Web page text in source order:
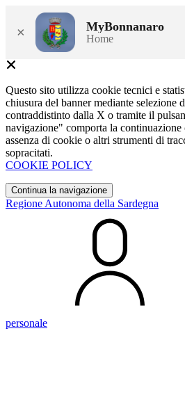
× MyBonnanaro
Home
Questo sito utilizza cookie tecnici e
chiusura del banner mediante selezione
contraddistinto dalla X o tramite il
navigazione" comporta la
assenza di cookie o altri strumenti di
sopracitati.
COOKIE POLICY
Continua la navigazione
Regione Autonoma della Sardegna
personale